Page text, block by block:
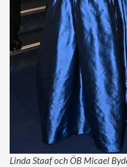
Linda Staaf och ÖB Micael